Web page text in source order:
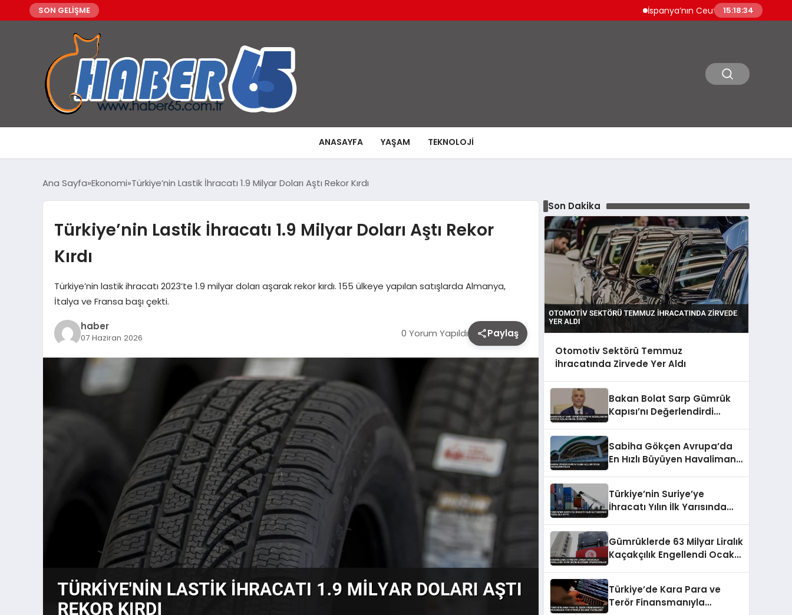
SON GELİŞME İspanya’nın Ceuta Sınırında Göçmen
15:18:35
ANASAYFA YAŞAM TEKNOLOJI
Ana Sayfa Ekonomi Türkiye’nin Lastik İhracatı 1.9 Milyar Doları Aştı Rekor Kırdı
Türkiye’nin Lastik İhracatı 1.9 Milyar Doları Aştı Rekor
Kırdı
Türkiye’nin lastik ihracatı 2023’te 1.9 milyar doları aşarak rekor kırdı. 155 ülkeye yapılan satışlarda Almanya,
İtalya ve Fransa başı çekti.
haber
07 Haziran 2026 0 Yorum Yapıldı Paylaş
Son Dakika
Otomotiv Sektörü Temmuz
İhracatında Zirvede Yer Aldı
Bakan Bolat Sarp Gümrük
Kapısı’nı Değerlendirdi
Sabiha Gökçen Avrupa’da
En Hızlı Büyüyen Havalimanı
Türkiye’nin Suriye’ye
İhracatı Yılın İlk Yarısında
Gümrüklerde 63 Milyar Liralık
Kaçakçılık Engellendi Ocak
Türkiye’de Kara Para ve
Terör Finansmanıyla